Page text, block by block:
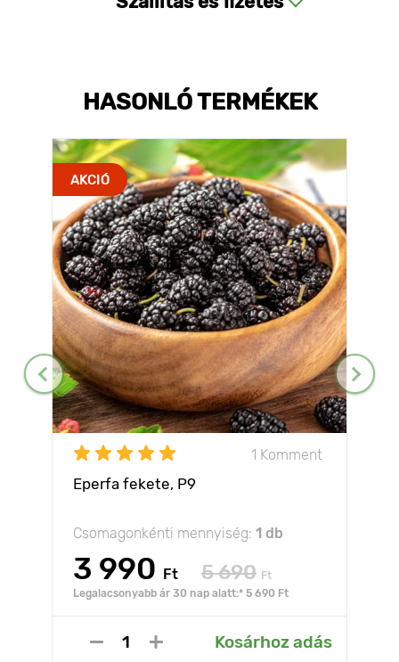
HASONLÓ TERMÉKEK
AKCIÓ
1 Komment
Eperfa fekete, P9
Csomagonkénti mennyiség: 1 db
3 990 Ft 5 690 Ft
Legalacsonyabb ár 30 nap alatt:* 5 690 Ft
Kosárhoz adás